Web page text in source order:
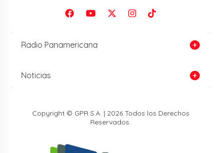
Radio Panamericana
Noticias
Copyright © GPR S.A. | 2026 Todos los Derechos
Reservados.